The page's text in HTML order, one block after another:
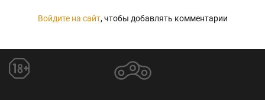
Войдите на сайт, чтобы добавлять комментарии